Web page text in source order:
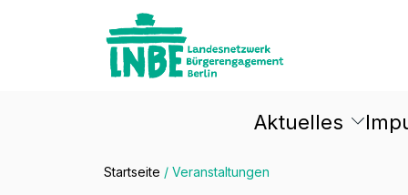
Aktuelles
Startseite / Veranstaltungen